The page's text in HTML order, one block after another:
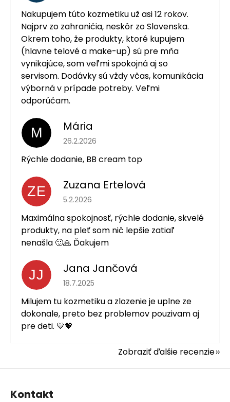
Nakupujem túto kozmetiku už asi 12 rokov.
Najprv zo zahraničia, neskôr zo Slovenska.
Okrem toho, že produkty, ktoré kupujem
(hlavne telové a make-up) sú pre mňa
vynikajúce, som veľmi spokojná aj so
servisom. Dodávky sú vždy včas, komunikácia
výborná v prípade potreby. Veľmi
odporúčam.
M Mária
Hodnotenie obchodu je 5 z 5 hviezdičiek.
26.2.2026
Rýchle dodanie, BB cream top
ZE Zuzana Ertelová
Hodnotenie obchodu je 5 z 5 hviezdičiek.
5.2.2026
Maximálna spokojnosť, rýchle dodanie, skvelé
produkty, na pleť som nič lepšie zatiaľ
nenašla 🙂🙏 Ďakujem
JJ Jana Jančová
Hodnotenie obchodu je 5 z 5 hviezdičiek.
18.7.2025
Milujem tu kozmetiku a zlozenie je uplne ze
dokonale, preto bez problemov pouzivam aj
pre deti. 💙💖
Zobraziť ďalšie recenzie
Z
Kontakt